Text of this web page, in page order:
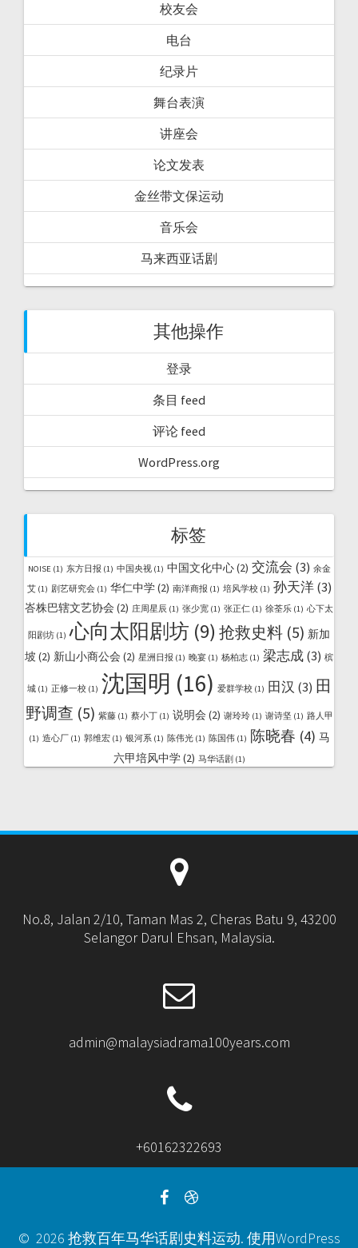
校友会
电台
纪录片
舞台表演
讲座会
论文发表
金丝带文保运动
音乐会
马来西亚话剧
其他操作
登录
条目 feed
评论 feed
WordPress.org
标签
NOISE(1) 东方日报 (1) 中国央视(1) 中国文化中心(2) 交流会 (3) 余金
艾(1) 剧艺研究会(1) 华仁中学(2) 南洋商报 (1) 培风学校(1) 孙天洋(3)
峇株巴辖文艺协会 (2) 庄周星辰 (1) 张少宽 (1) 张正仁 (1) 徐荃乐 (1) 心下太
阳剧坊 (1) 心向太阳剧坊 (9) 抢救史料 (5) 新加
坡 (2) 新山小商公会 (2) 星洲日报 (1) 晚宴 (1) 杨柏志 (1) 梁志成(3) 槟
城(1) 正修一校(1) 沈国明 (16) 爱群学校(1) 田汉 (3) 田
野调查 (5) 紫藤(1) 蔡小丁(1) 说明会 (2) 谢玲玲(1) 谢诗坚 (1) 路人甲
(1) 造心厂(1) 郭维宏(1) 银河系(1) 陈伟光(1) 陈国伟(1) 陈晓春 (4) 马
六甲培风中学(2) 马华话剧 (1)
No.8, Jalan 2/10, Taman Mas 2, Cheras Batu 9, 43200
Selangor Darul Ehsan, Malaysia.
admin@malaysiadrama100years.com
+60162322693
© 2026 抢救百年马华话剧史料运动. 使用WordPress